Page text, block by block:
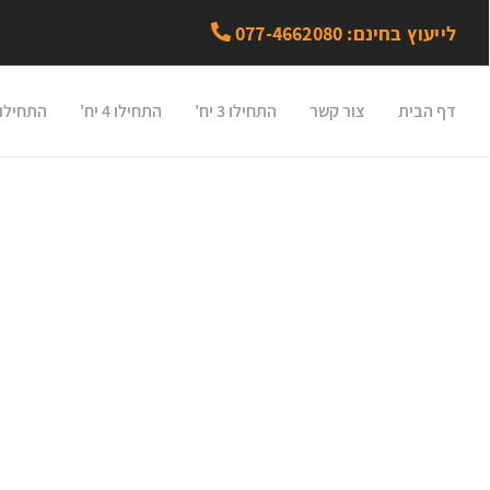
לייעוץ בחינם: 077-4662080
דף הבית צור קשר התחילו 3 יח' התחילו 4 יח' התחילו 5 יח'